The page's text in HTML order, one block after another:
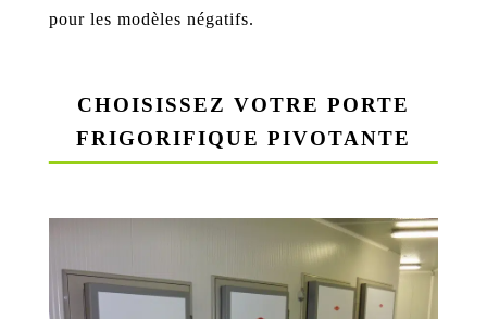
pour les modèles négatifs.
CHOISISSEZ VOTRE PORTE
FRIGORIFIQUE PIVOTANTE